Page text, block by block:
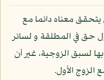
معناه دائما مع
حق في المطلقة و لسائر
لسبق الزوجية، غير أن
الزوج الأول.